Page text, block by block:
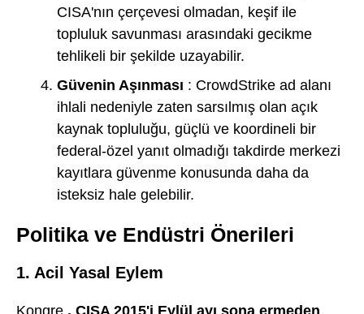
CISA'nın çerçevesi olmadan, keşif ile
topluluk savunması arasındaki gecikme
tehlikeli bir şekilde uzayabilir.
Güvenin Aşınması : CrowdStrike ad alanı
ihlali nedeniyle zaten sarsılmış olan açık
kaynak topluluğu, güçlü ve koordineli bir
federal-özel yanıt olmadığı takdirde merkezi
kayıtlara güvenme konusunda daha da
isteksiz hale gelebilir.
Politika ve Endüstri Önerileri
1. Acil Yasal Eylem
Kongre , CISA 2015'i Eylül ayı sona ermeden